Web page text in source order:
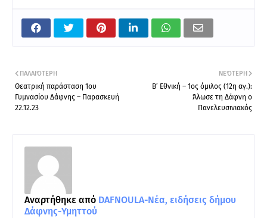
ΝΕΌΤΕΡΗ
Β’ Εθνική – 1ος όμιλος (12η αγ.):
Άλωσε τη Δάφνη ο
Πανελευσινιακός
ΠΑΛΑΙΌΤΕΡΗ
Θεατρική παράσταση 1ου
Γυμνασίου Δάφνης – Παρασκευή
22.12.23
Αναρτήθηκε από DAFNOULA-Νέα, ειδήσεις δήμου
Δάφνης-Υμηττού